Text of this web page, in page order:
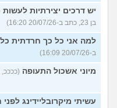
יש דרכים יצירתיות
בן 23, כתב ב-20/07/26 16:20)
למה אני כל כך חרדתית
ב-20/07/26 16:09)
מיוני אשכול התעופה (ככככ, בן 18, כתב ב-20/07/
עשיתי מיקרובליידינג